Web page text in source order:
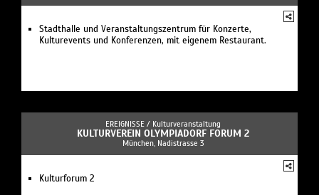
Stadthalle und Veranstaltungszentrum für Konzerte,
Kulturevents und Konferenzen, mit eigenem Restaurant.
EREIGNISSE / Kulturveranstaltung
KULTURVEREIN OLYMPIADORF FORUM 2
München, Nadistrasse 3
Kulturforum 2